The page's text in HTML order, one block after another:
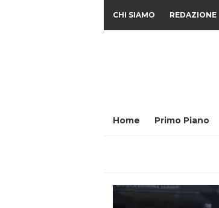
CHI SIAMO REDAZIONE
Home Primo Piano